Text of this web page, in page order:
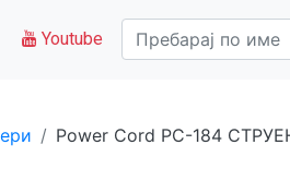
Youtube
Power Cord PC-184